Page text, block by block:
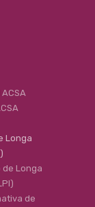
Longa
Longa
de